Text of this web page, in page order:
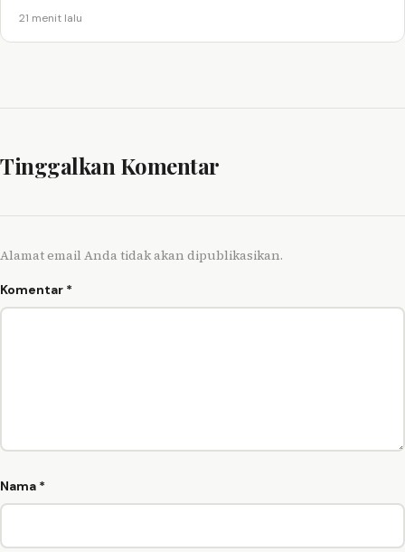
21 menit lalu
Tinggalkan Komentar
Alamat email Anda tidak akan dipublikasikan.
Komentar *
Nama *